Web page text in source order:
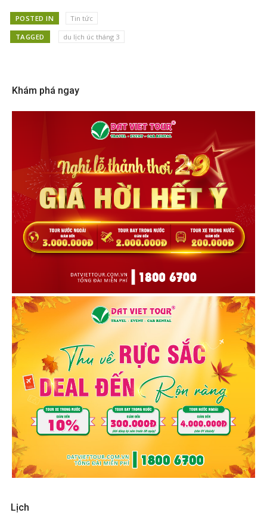
POSTED IN Tin tức
TAGGED du lịch úc tháng 3
Khám phá ngay
Lịch